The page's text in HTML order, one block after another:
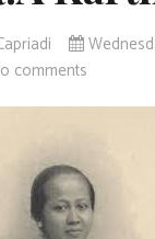
comments